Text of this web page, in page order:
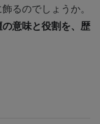
るのでしょうか。
意味と役割を、歴